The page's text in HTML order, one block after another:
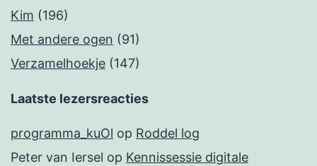
Kim (196)
Met andere ogen (91)
Verzamelhoekje (147)
Laatste lezersreacties
programma_kuOl op Roddel log
Peter van Iersel op Kennissessie digitale